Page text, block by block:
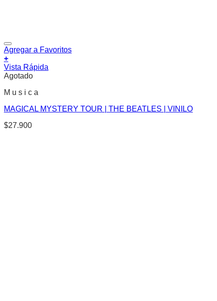
Agregar a Favoritos
+
Vista Rápida
Agotado
M u s i c a
MAGICAL MYSTERY TOUR | THE BEATLES | VINILO
$27.900